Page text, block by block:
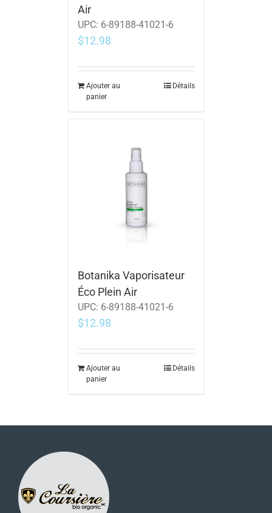
Air
UPC: 6-89188-41021-6
$12.98
Ajouter au
panier
Détails
Botanika Vaporisateur
Éco Plein Air
UPC: 6-89188-41021-6
$12.98
Ajouter au
panier
Détails